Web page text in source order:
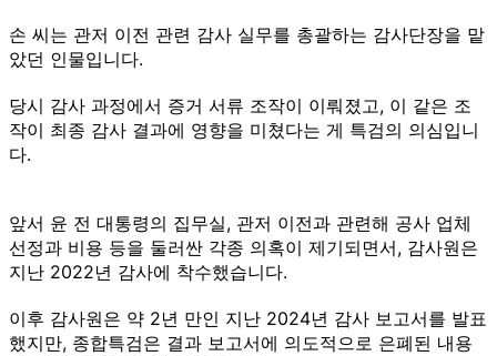
손 씨는 관저 이전 관련 감사 실무를 총괄하는 감사단장을 맡
았던 인물입니다.
당시 감사 과정에서 증거 서류 조작이 이뤄졌고, 이 같은 조
작이 최종 감사 결과에 영향을 미쳤다는 게 특검의 의심입니
다.
앞서 윤 전 대통령의 집무실, 관저 이전과 관련해 공사 업체
선정과 비용 등을 둘러싼 각종 의혹이 제기되면서, 감사원은
지난 2022년 감사에 착수했습니다.
이후 감사원은 약 2년 만인 지난 2024년 감사 보고서를 발표
했지만, 종합특검은 결과 보고서에 의도적으로 은폐된 내용